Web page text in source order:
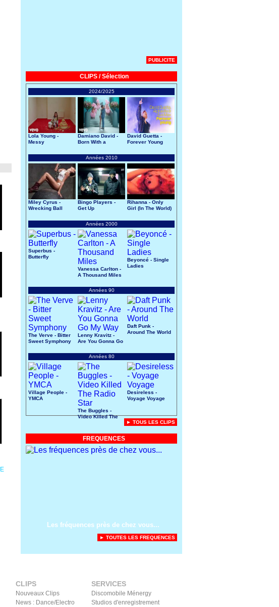
PUBLICITE
CLIPS / Sélection
2024/2025
Lola Young -
Messy
Damiano David -
Born With a
David Guetta -
Forever Young
Années 2010
Miley Cyrus -
Wrecking Ball
Bingo Players -
Get Up
Rihanna - Only
Girl (In The World)
Années 2000
Superbus -
Butterfly
Vanessa Carlton -
A Thousand Miles
Beyoncé - Single
Ladies
Années 90
The Verve - Bitter
Sweet Symphony
Lenny Kravitz -
Are You Gonna Go
Daft Punk -
Around The World
Années 80
Village People -
YMCA
The Buggles -
Video Killed The
Desireless -
Voyage Voyage
► TOUS LES CLIPS
FREQUENCES
Les fréquences près de chez vous...
► TOUTES LES FREQUENCES
CLIPS
Nouveaux Clips
News : Dance/Electro
SERVICES
Discomobile Ménergy
Studios d'enregistrement